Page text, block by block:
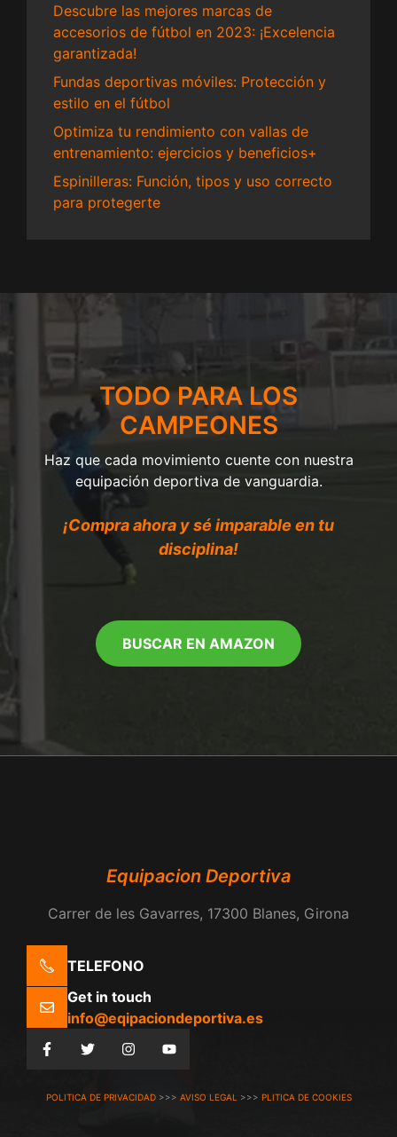
Descubre las mejores marcas de
accesorios de fútbol en 2023: ¡Excelencia
garantizada!
Fundas deportivas móviles: Protección y
estilo en el fútbol
Optimiza tu rendimiento con vallas de
entrenamiento: ejercicios y beneficios+
Espinilleras: Función, tipos y uso correcto
para protegerte
TODO PARA LOS
CAMPEONES
Haz que cada movimiento cuente con nuestra
equipación deportiva de vanguardia.
¡Compra ahora y sé imparable en tu
disciplina!
BUSCAR EN AMAZON
Equipacion Deportiva
Carrer de les Gavarres, 17300 Blanes, Girona
TELEFONO
Get in touch
info@eqipaciondeportiva.es
POLITICA DE PRIVACIDAD>>> AVISO LEGAL >>> PLITICA DE COOKIES